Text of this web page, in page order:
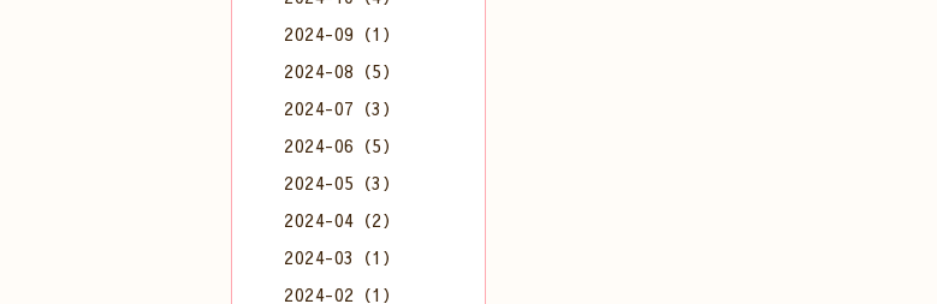
2024-09（1）
2024-08（5）
2024-07（3）
2024-06（5）
2024-05（3）
2024-04（2）
2024-03（1）
2024-02（1）